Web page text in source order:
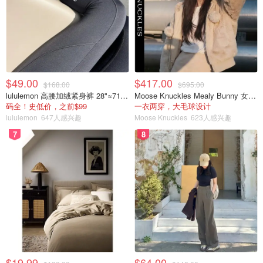
一日通票 $10
适用于 1 名乘客。适用于周
六、周日或节假日旅行。
周末通行证 $15
适用于 1 名乘客。适用于周
六至周日以及节假日周末的
旅行。
平日
2 人平日团体通票
适用于 2 名一起旅行的乘
客。适用于周一至周五的一
个工作日旅行。节假日除
3 人平日团体通票 $40
适用于 3 名一起旅行的乘
客。适用于周一至周五的一
个工作日旅行。节假日除
外。
4 人平日团体通票
适用于 4 名一起旅行的乘
客。适用于周一至周五的一
个工作日旅行。节假日除
外。
$49.00 $168.00
lululemon 高腰加绒紧身裤 28"≈71cm 5个口袋
码全！史低价，之前$99
lululemon 647人感兴趣
$417.00 $695.00
Moose Knuckles Mealy Bunny 女士双面穿连帽外套
一衣两穿，大毛球设计
Moose Knuckles 623人感兴趣
7 8